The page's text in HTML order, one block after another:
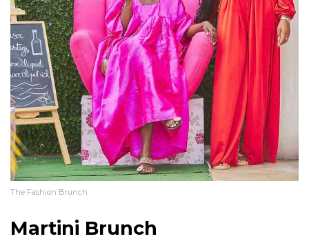
The Fashion Brunch
Martini Brunch